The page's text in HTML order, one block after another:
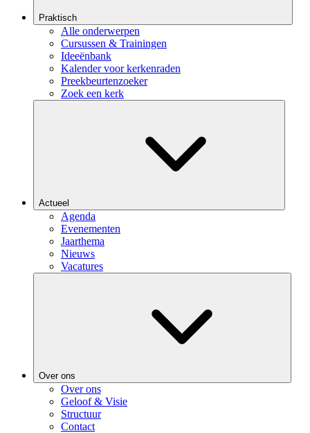
Praktisch
Alle onderwerpen
Cursussen & Trainingen
Ideeënbank
Kalender voor kerkenraden
Preekbeurtenzoeker
Zoek een kerk
Actueel
Agenda
Evenementen
Jaarthema
Nieuws
Vacatures
Over ons
Over ons
Geloof & Visie
Structuur
Contact